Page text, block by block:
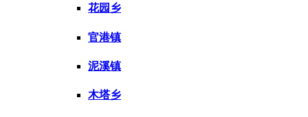
花园乡
官港镇
泥溪镇
木塔乡